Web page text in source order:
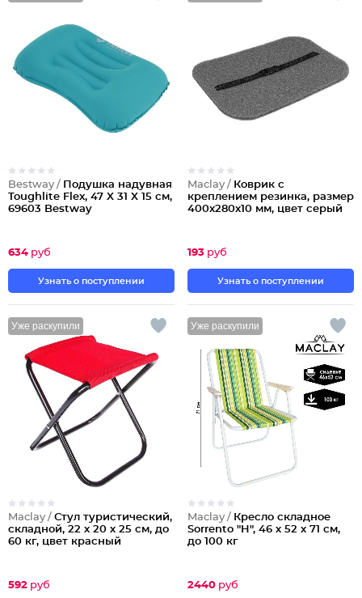
Bestway / Подушка надувная
Toughlite Flex, 47 X 31 X 15 см,
69603 Bestway
634 руб
Узнать о поступлении
Maclay / Коврик с
креплением резинка, размер
400х280х10 мм, цвет серый
193 руб
Узнать о поступлении
Уже раскупили
Maclay / Стул туристический,
складной, 22 х 20 х 25 см, до
60 кг, цвет красный
592 руб
Уже раскупили
Maclay / Кресло складное
Sorrento "H", 46 х 52 х 71 см,
до 100 кг
2440 руб